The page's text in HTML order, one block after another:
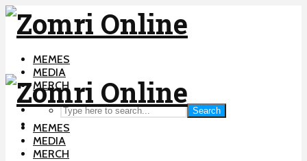
MEMES
MEDIA
MERCH
Search
MEMES
MEDIA
MERCH